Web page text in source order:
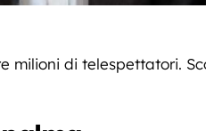
milioni di telespettatori.